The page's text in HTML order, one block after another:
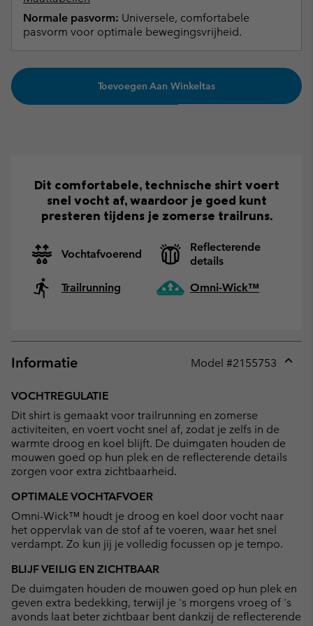
Normale pasvorm: Universele, comfortabele
pasvorm voor optimale bewegingsvrijheid.
Toevoegen Aan Winkeltas
Dit comfortabele, technische shirt voert
snel vocht af, waardoor je goed kunt
presteren tijdens je zomerse trailruns.
Vochtafvoerend
Reflecterende
details
Trailrunning
Omni-Wick™
Informatie Model #2155753
VOCHTREGULATIE
Dit shirt is gemaakt voor trailrunning en zomerse
activiteiten, en voert vocht snel af, zodat je zelfs in de
warmte droog en koel blijft. De duimgaten houden de
mouwen goed op hun plek en de reflecterende details
zorgen voor extra zichtbaarheid.
OPTIMALE VOCHTAFVOER
Omni-Wick™ houdt je droog en koel door vocht naar
het oppervlak van de stof af te voeren, waar het snel
verdampt. Zo kun jij je volledig focussen op je tempo.
BLIJF VEILIG EN ZICHTBAAR
De duimgaten houden de mouwen goed op hun plek en
geven extra bedekking, terwijl je 's morgens vroeg of 's
avonds laat beter zichtbaar bent dankzij de reflecterende